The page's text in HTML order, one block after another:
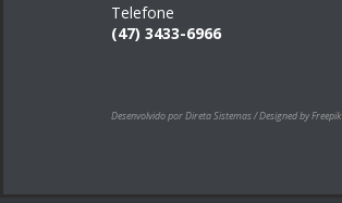
Telefone
(47) 3433-6966
Desenvolvido por Direta Sistemas /Designed by Freepik